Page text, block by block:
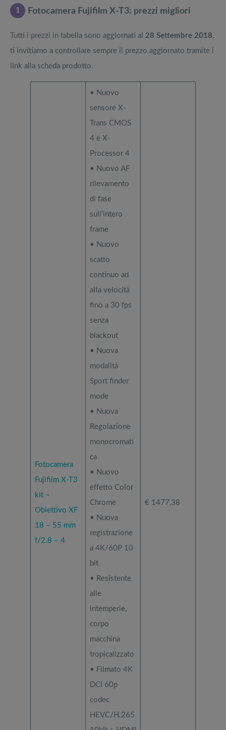
1 Fotocamera Fujifilm X-T3: prezzi migliori
Tutti i prezzi in tabella sono aggiornati al 28 Settembre 2018,
ti invitiamo a controllare sempre il prezzo aggiornato tramite i
link alla scheda prodotto.
Fotocamera
Fujifilm X-T3
kit –
Obiettivo XF
18 – 55 mm
f/2.8 – 4
• Nuovo
sensore X-
Trans CMOS
4 e X-
Processor 4
• Nuovo AF
rilevamento
di fase
sull’intero
frame
• Nuovo
scatto
continuo ad
alta velocità
fino a 30 fps
senza
blackout
• Nuova
modalità
Sport finder
mode
• Nuova
Regolazione
monocromati
ca
• Nuovo
effetto Color
Chrome
• Nuova
registrazione
a 4K/60P 10
bit
• Resistente
alle
intemperie,
corpo
macchina
tropicalizzato
• Filmato 4K
DCI 60p
codec
HEVC/H.265
€ 1477,38